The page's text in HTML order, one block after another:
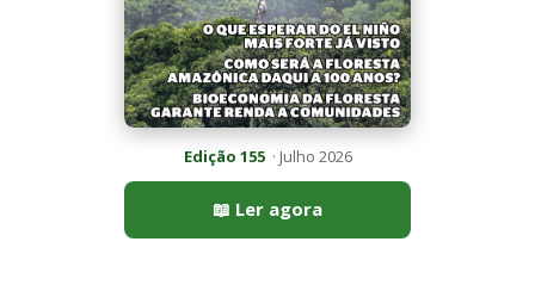
Edição 155· Julho 2026
📖 Ler agora